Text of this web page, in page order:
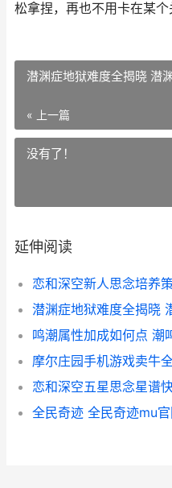
松拿捏，再也不用卡在某个
潜渊症地狱难度全揭晓 潜
« 上一篇
没有了！
延伸阅读
潜渊症地狱难度全揭晓
鸣潮属性加成如何点 潮
全民奇迹 全民奇迹mu官